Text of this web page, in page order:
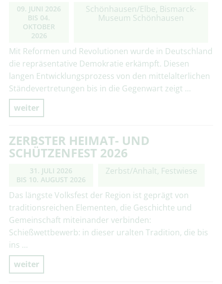
09. JUNI 2026
BIS 04.
OKTOBER
2026
Schönhausen/Elbe, Bismarck-
Museum Schönhausen
Mit Reformen und Revolutionen wurde in Deutschland
die repräsentative Demokratie erkämpft. Diesen
langen Entwicklungsprozess von den mittelalterlichen
Ständevertretungen bis in die Gegenwart zeigt …
weiter
ZERBSTER HEIMAT- UND
SCHÜTZENFEST 2026
31. JULI 2026
BIS 10. AUGUST 2026
Zerbst/Anhalt, Festwiese
Das längste Volksfest der Region ist geprägt von
traditionsreichen Elementen, die Geschichte und
Gemeinschaft miteinander verbinden:
Schießwettbewerb: in dieser uralten Tradition, die bis
ins …
weiter